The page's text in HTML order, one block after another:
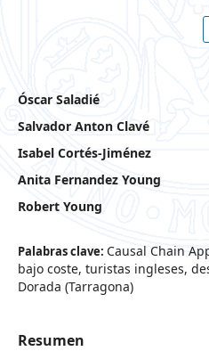
Óscar Saladié
Salvador Anton Clavé
Isabel Cortés-Jiménez
Anita Fernandez Young
Robert Young
Palabras clave: Causal Chain
bajo coste, turistas ingleses,
Dorada (Tarragona)
Resumen